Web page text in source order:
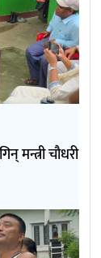
मन्त्री चौधरी